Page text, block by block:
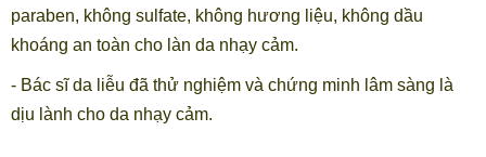
paraben, không sulfate, không hương liệu, không dầu
khoáng an toàn cho làn da nhạy cảm.
- Bác sĩ da liễu đã thử nghiệm và chứng minh lâm sàng là
dịu lành cho da nhạy cảm.